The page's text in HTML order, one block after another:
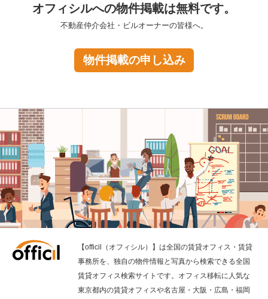
オフィシルへの物件掲載は無料です。
不動産仲介会社・ビルオーナーの皆様へ。
物件掲載の申し込み
【officil（オフィシル）】は全国の賃貸オフィス・賃貸
事務所を、独自の物件情報と写真から検索できる全国
賃貸オフィス検索サイトです。オフィス移転に人気な
東京都内の賃貸オフィスや名古屋・大阪・広島・福岡